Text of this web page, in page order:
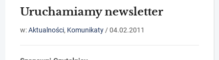
Uruchamiamy newsletter
w:Aktualności, Komunikaty /04.02.2011